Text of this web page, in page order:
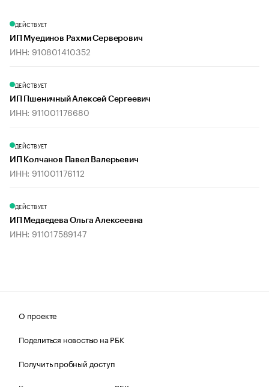
ДЕЙСТВУЕТ
ИП Муединов Рахми Серверович
ИНН: 910801410352
ДЕЙСТВУЕТ
ИП Пшеничный Алексей Сергеевич
ИНН: 911001176680
ДЕЙСТВУЕТ
ИП Колчанов Павел Валерьевич
ИНН: 911001176112
ДЕЙСТВУЕТ
ИП Медведева Ольга Алексеевна
ИНН: 911017589147
О проекте
Поделиться новостью на РБК
Получить пробный доступ